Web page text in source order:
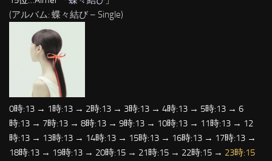
(アルバム: 蝶々結び – Single)
0時:13 → 1時:13 → 2時:13 → 3時:13 → 4時:13 → 5時:13 → 6
時:13 → 7時:13 → 8時:13 → 9時:13 → 10時:13 → 11時:13 → 12
時:13 → 13時:13 → 14時:13 → 15時:13 → 16時:13 → 17時:13 →
18時:13 → 19時:13 → 20時:15 → 21時:15 → 22時:15 → 23時:15